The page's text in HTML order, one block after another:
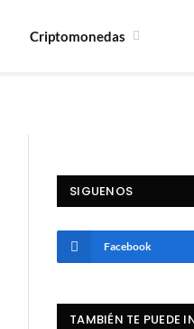
Criptomonedas
SIGUENOS
Facebook
TAMBIÉN TE PUEDE